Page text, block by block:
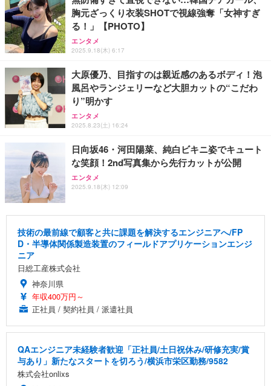
胸元ざっくり衣装SHOTで視線強奪「女神すぎ
る！」【PHOTO】
エンタメ
2025.9.18(木) 6:17
大原優乃、目指すのは親近感のあるボディ！泡
風呂やランジェリーなど大胆カットの“こだわ
り”明かす
エンタメ
2025.8.23(土) 16:24
日向坂46・河田陽菜、純白ビキニ姿でキュート
な笑顔！2nd写真集から先行カットが公開
エンタメ
2025.9.18(木) 12:09
技術の最前線で顧客と共に課題を解決するエンジニアへ/FP
D・半導体関係製造装置のフィールドアプリケーションエンジ
ニア
日総工産株式会社
神奈川県
年収400万円～
正社員 / 契約社員 / 派遣社員
QAエンジニア未経験者歓迎「正社員/土日祝休み/研修充実/賞
与あり」新たなスタートを切ろう/横浜市栄区勤務/9582
株式会社onlixs